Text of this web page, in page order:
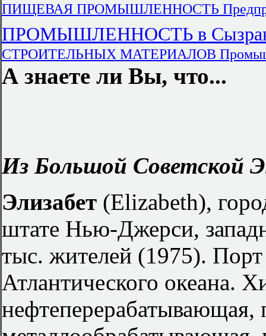
ПИЩЕВАЯ ПРОМЫШЛЕННОСТЬ
ПРОМЫШЛЕННОСТЬ в
СТРОИТЕЛЬНЫХ МАТЕРИАЛОВ
А знаете ли Вы, что...
Из Большой Советской
Элизабет (Elizabeth),
штате Нью-Джерси,
тыс. жителей (1975).
Атлантического океана.